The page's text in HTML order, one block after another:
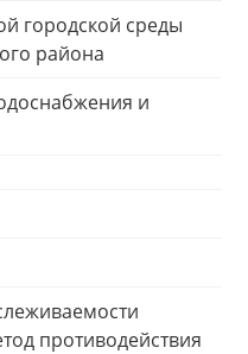
городской среды
района
и
противодействия